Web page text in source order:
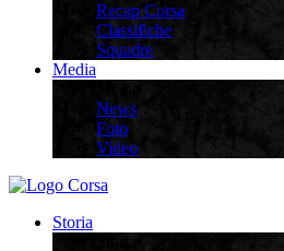
Recap Corsa
Classifiche
Squadre
Media
News
Foto
Video
Storia